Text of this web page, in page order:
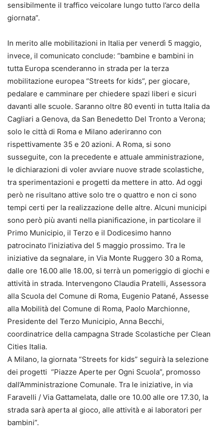
sensibilmente il traffico veicolare lungo tutto l’arco della
giornata”.
In merito alle mobilitazioni in Italia per venerdì 5 maggio,
invece, il comunicato conclude: “bambine e bambini in
tutta Europa scenderanno in strada per la terza
mobilitazione europea “Streets for kids”, per giocare,
pedalare e camminare per chiedere spazi liberi e sicuri
davanti alle scuole. Saranno oltre 80 eventi in tutta Italia da
Cagliari a Genova, da San Benedetto Del Tronto a Verona;
solo le città di Roma e Milano aderiranno con
rispettivamente 35 e 20 azioni. A Roma, si sono
susseguite, con la precedente e attuale amministrazione,
le dichiarazioni di voler avviare nuove strade scolastiche,
tra sperimentazioni e progetti da mettere in atto. Ad oggi
però ne risultano attive solo tre o quattro e non ci sono
tempi certi per la realizzazione delle altre. Alcuni municipi
sono però più avanti nella pianificazione, in particolare il
Primo Municipio, il Terzo e il Dodicesimo hanno
patrocinato l’iniziativa del 5 maggio prossimo. Tra le
iniziative da segnalare, in Via Monte Ruggero 30 a Roma,
dalle ore 16.00 alle 18.00, si terrà un pomeriggio di giochi e
attività in strada. Intervengono Claudia Pratelli, Assessora
alla Scuola del Comune di Roma, Eugenio Patané, Assesse
alla Mobilità del Comune di Roma, Paolo Marchionne,
Presidente del Terzo Municipio, Anna Becchi,
coordinatrice della campagna Strade Scolastiche per Clean
Cities Italia.
A Milano, la giornata “Streets for kids” seguirà la selezione
dei progetti “Piazze Aperte per Ogni Scuola”, promosso
dall’Amministrazione Comunale. Tra le iniziative, in via
Faravelli / Via Gattamelata, dalle ore 10.00 alle ore 17.30, la
strada sarà aperta al gioco, alle attività e ai laboratori per
bambini”.